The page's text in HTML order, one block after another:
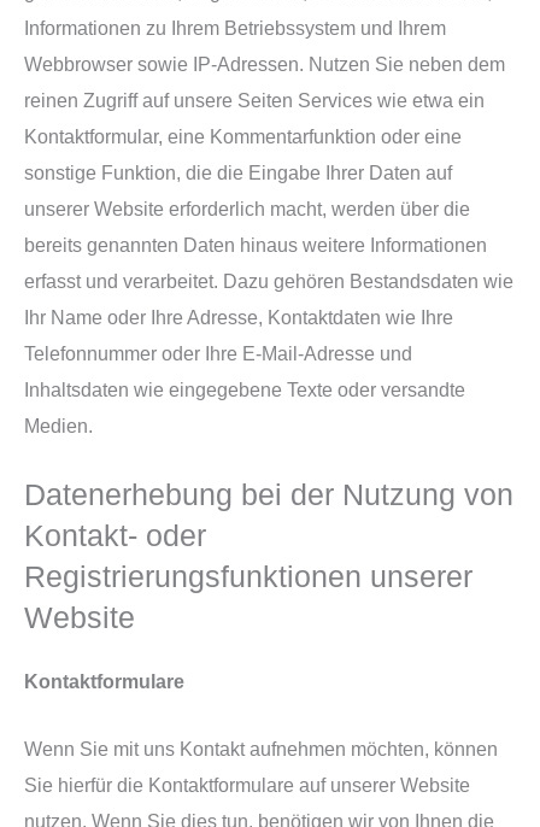
Informationen zu Ihrem Betriebssystem und Ihrem
Webbrowser sowie IP-Adressen. Nutzen Sie neben dem
reinen Zugriff auf unsere Seiten Services wie etwa ein
Kontaktformular, eine Kommentarfunktion oder eine
sonstige Funktion, die die Eingabe Ihrer Daten auf
unserer Website erforderlich macht, werden über die
bereits genannten Daten hinaus weitere Informationen
erfasst und verarbeitet. Dazu gehören Bestandsdaten wie
Ihr Name oder Ihre Adresse, Kontaktdaten wie Ihre
Telefonnummer oder Ihre E-Mail-Adresse und
Inhaltsdaten wie eingegebene Texte oder versandte
Medien.
Datenerhebung bei der Nutzung von
Kontakt- oder
Registrierungsfunktionen unserer
Website
Kontaktformulare
Wenn Sie mit uns Kontakt aufnehmen möchten, können
Sie hierfür die Kontaktformulare auf unserer Website
nutzen. Wenn Sie dies tun, benötigen wir von Ihnen die